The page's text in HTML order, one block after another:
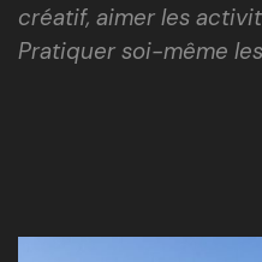
créatif, aimer les
Pratiquer soi-même